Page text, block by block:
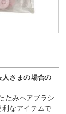
さまの場合の
たみヘアブラシ
なアイテムで